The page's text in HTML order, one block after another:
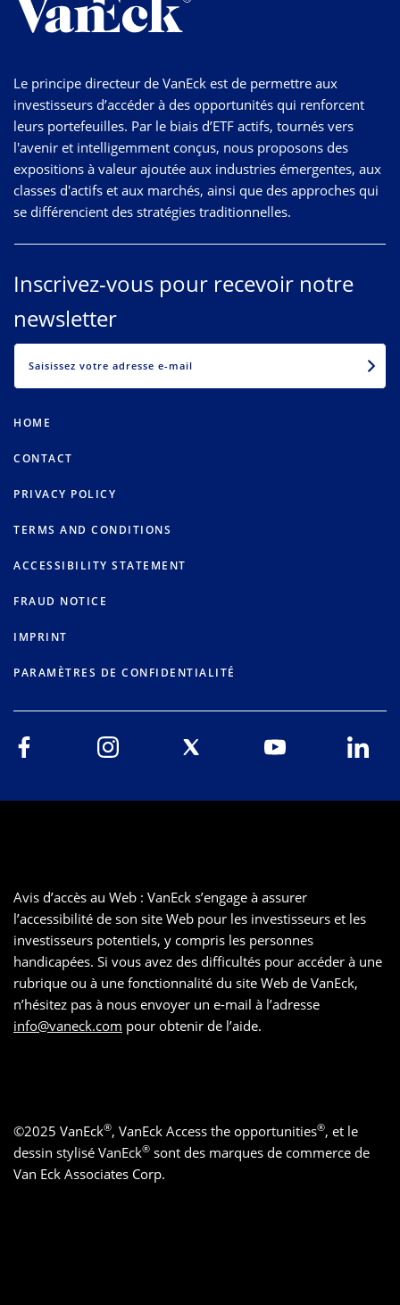
Le principe directeur de VanEck est de permettre aux
investisseurs d’accéder à des opportunités qui renforcent
leurs portefeuilles. Par le biais d’ETF actifs, tournés vers
l'avenir et intelligemment conçus, nous proposons des
expositions à valeur ajoutée aux industries émergentes, aux
classes d'actifs et aux marchés, ainsi que des approches qui
se différencient des stratégies traditionnelles.
Inscrivez-vous pour recevoir notre
newsletter
HOME
CONTACT
PRIVACY POLICY
TERMS AND CONDITIONS
ACCESSIBILITY STATEMENT
FRAUD NOTICE
IMPRINT
PARAMÈTRES DE CONFIDENTIALITÉ
Avis d’accès au Web : VanEck s’engage à assurer
l’accessibilité de son site Web pour les investisseurs et les
investisseurs potentiels, y compris les personnes
handicapées. Si vous avez des difficultés pour accéder à une
rubrique ou à une fonctionnalité du site Web de VanEck,
n’hésitez pas à nous envoyer un e-mail à l’adresse
info@vaneck.com pour obtenir de l’aide.
©2025 VanEck®, VanEck Access the opportunities®, et le
dessin stylisé VanEck® sont des marques de commerce de
Van Eck Associates Corp.